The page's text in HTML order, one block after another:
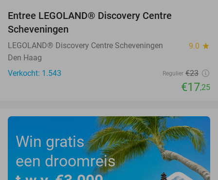
Entree LEGOLAND® Discovery Centre
Scheveningen
LEGOLAND® Discovery Centre Scheveningen 9.0 star
Den Haag
Verkocht: 1.543
Regulier €23
€17,25
Win gratis
een droomreis